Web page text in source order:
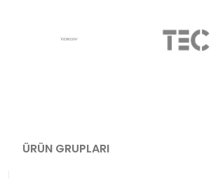
ÜRÜN GRUPLARI